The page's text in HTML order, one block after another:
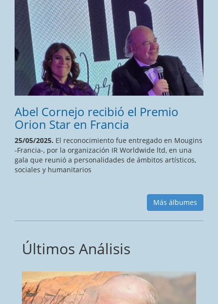
Abel Cornejo recibió el Premio
Orion Star en Francia
25/05/2025. El reconocimiento fue entregado en Mougins
-Francia-, por la organización IR Worldwide ltd, en una
gala que reunió a personalidades de ámbitos artísticos,
sociales y humanitarios
Más álbumes
Últimos Análisis